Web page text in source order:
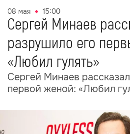
08 мая 15:00
Сергей Минаев
разрушило его
«Любил гулять»
Сергей Минаев
первой женой: «Любил